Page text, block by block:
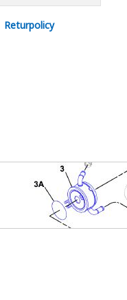
Returpolicy